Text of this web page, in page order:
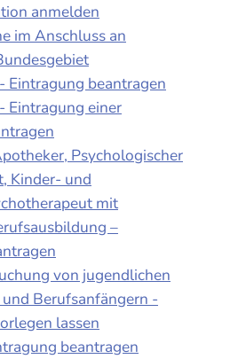
anmelden
im Anschluss an
Eintragung beantragen
Eintragung einer
Psychologischer
Kinder- und
mit
–
von jugendlichen
Berufsanfängern -
lassen
beantragen